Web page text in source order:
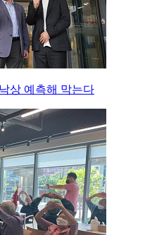
상 예측해 막는다